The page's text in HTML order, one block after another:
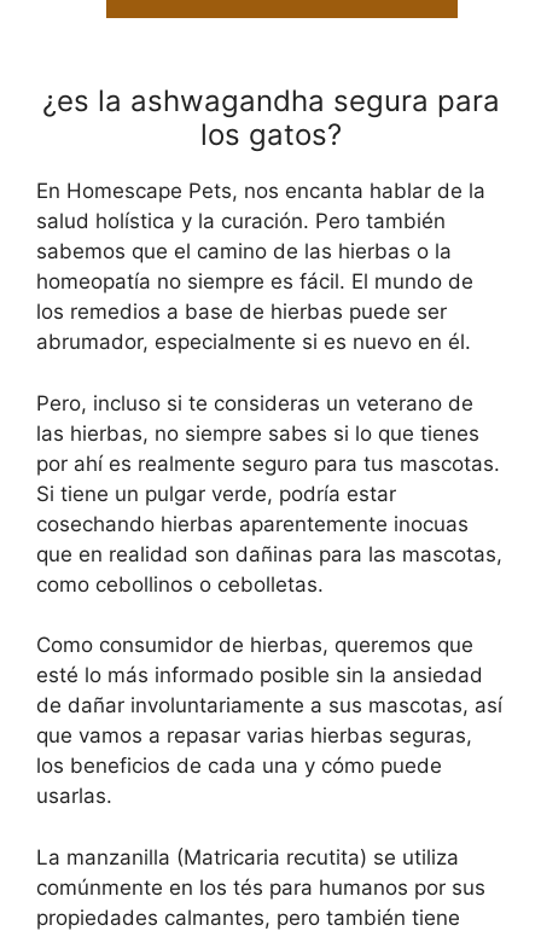
¿es la ashwagandha segura para
los gatos?
En Homescape Pets, nos encanta hablar de la
salud holística y la curación. Pero también
sabemos que el camino de las hierbas o la
homeopatía no siempre es fácil. El mundo de
los remedios a base de hierbas puede ser
abrumador, especialmente si es nuevo en él.
Pero, incluso si te consideras un veterano de
las hierbas, no siempre sabes si lo que tienes
por ahí es realmente seguro para tus mascotas.
Si tiene un pulgar verde, podría estar
cosechando hierbas aparentemente inocuas
que en realidad son dañinas para las mascotas,
como cebollinos o cebolletas.
Como consumidor de hierbas, queremos que
esté lo más informado posible sin la ansiedad
de dañar involuntariamente a sus mascotas, así
que vamos a repasar varias hierbas seguras,
los beneficios de cada una y cómo puede
usarlas.
La manzanilla (Matricaria recutita) se utiliza
comúnmente en los tés para humanos por sus
propiedades calmantes, pero también tiene